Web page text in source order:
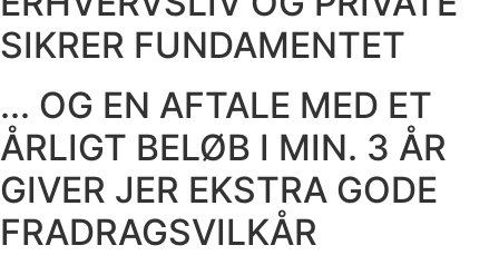
SIKRER FUNDAMENTET
... OG EN AFTALE MED ET
ÅRLIGT BELØB I MIN. 3 ÅR
GIVER JER EKSTRA GODE
FRADRAGSVILKÅR